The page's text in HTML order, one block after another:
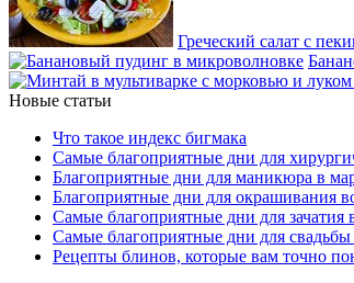
Греческий салат с
Новые статьи
Что такое индекс бигмака
Самые благоприятные дни для
Благоприятные дни для маникюра в
Благоприятные дни для окрашивания
Самые благоприятные дни для зачатия
Самые благоприятные дни для свадьбы
Рецепты блинов, которые вам точно